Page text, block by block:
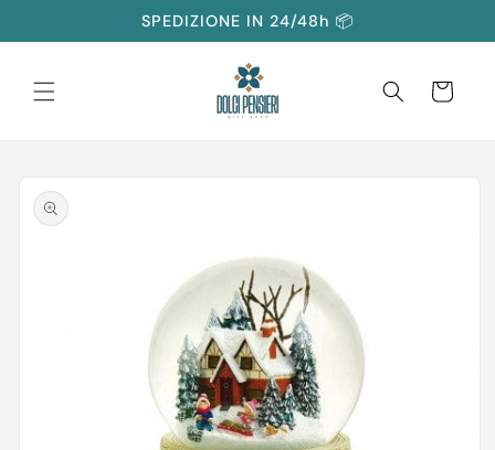
ai contenuti
SPEDIZIONE IN 24/48h 📦
Carrello
informazioni
sul prodotto